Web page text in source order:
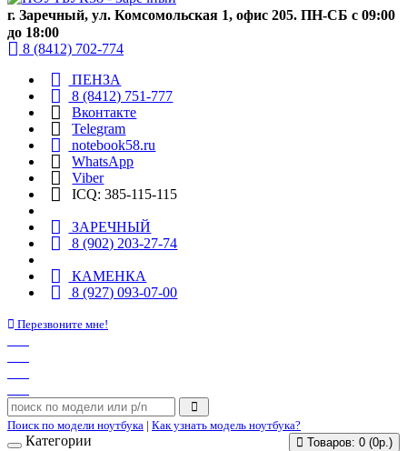
г. Заречный, ул. Комсомольская 1, офис 205. ПН-СБ с 09:00
до 18:00
8 (8412) 702-774
ПЕНЗА
8 (8412) 751-777
Вконтакте
Telegram
notebook58.ru
WhatsApp
Viber
ICQ: 385-115-115
ЗАРЕЧНЫЙ
8 (902) 203-27-74
КАМЕНКА
8 (927) 093-07-00
Перезвоните мне!
Поиск по модели ноутбука | Как узнать модель ноутбука?
Товаров: 0 (0р.)
Категории